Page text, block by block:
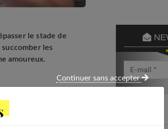
le stade de
les
amoureux.
Votre Email *
Continuer sans accepter